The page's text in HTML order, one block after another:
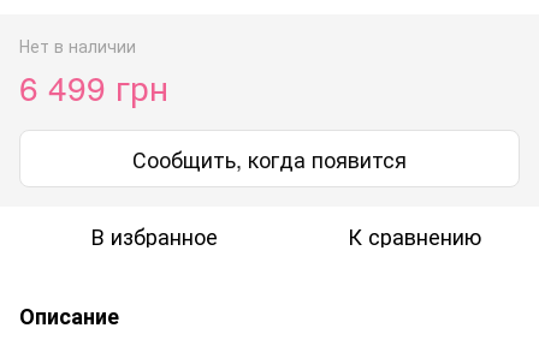
Нет в наличии
6 499 грн
Сообщить, когда появится
В избранное К сравнению
Описание